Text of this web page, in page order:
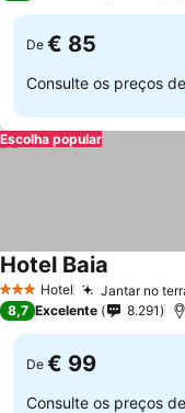
De € 85
Consulte os preços de
Escolha popular
3 EstrelasHotel Jantar no
Hotel Baia
8,7 Excelente 8.291
De € 99
Consulte os preços de